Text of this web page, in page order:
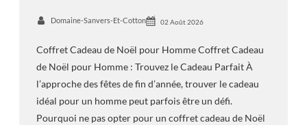
Domaine-Sanvers-Et-Cotton 02 Août 2026
Coffret Cadeau de Noël pour Homme Coffret Cadeau
de Noël pour Homme : Trouvez le Cadeau Parfait À
l’approche des fêtes de fin d’année, trouver le cadeau
idéal pour un homme peut parfois être un défi.
Pourquoi ne pas opter pour un coffret cadeau de Noël